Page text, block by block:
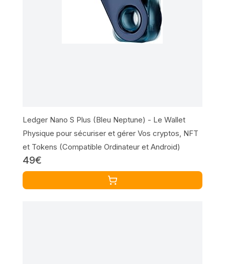
Ledger Nano S Plus (Bleu Neptune) - Le Wallet
Physique pour sécuriser et gérer Vos cryptos, NFT
et Tokens (Compatible Ordinateur et Android)
49€